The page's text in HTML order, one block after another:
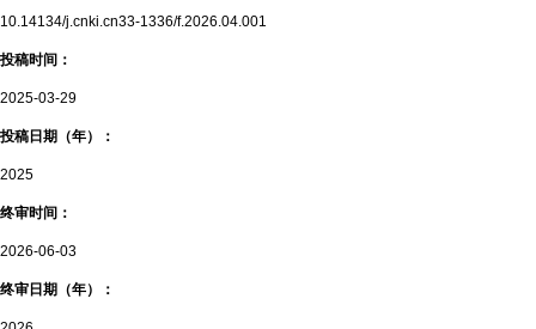
10.14134/j.cnki.cn33-1336/f.2026.04.001
投稿时间：
2025-03-29
投稿日期（年）：
2025
终审时间：
2026-06-03
终审日期（年）：